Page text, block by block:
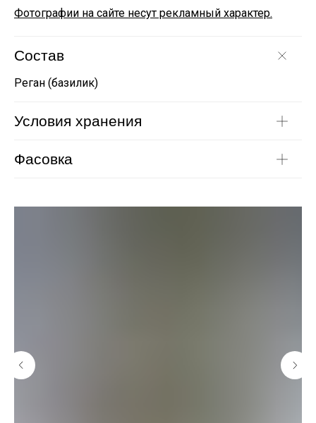
Фотографии на сайте несут рекламный характер.
Состав
Реган (базилик)
Условия хранения
Фасовка